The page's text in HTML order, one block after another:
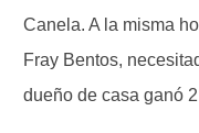
Canela. A la misma
Fray Bentos,
dueño de casa ganó